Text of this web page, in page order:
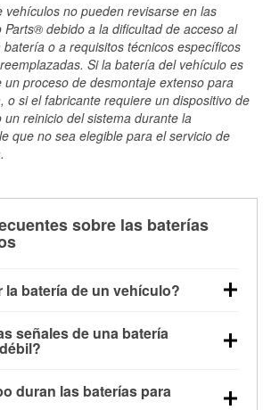
vehículos no pueden revisarse en las
Parts® debido a la dificultad de acceso al
o a requisitos técnicos específicos
Si la batería del vehículo es
proceso de desmontaje extenso para
o si el fabricante requiere un dispositivo de
reinicio del sistema durante la
que no sea elegible para el servicio de
sobre las baterías
la batería de un vehículo?
más rápido es utilizar un
vehículo apagado, conecta los
en buen estado y totalmente
señales de una batería
lento del motor, faros
duran las baterías para